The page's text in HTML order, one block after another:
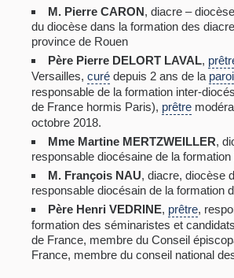
M. Pierre CARON, diacre –
du diocèse dans la formation des
province de Rouen
Père Pierre DELORT LAVAL,
Versailles, curé depuis 2 ans de la
responsable de la formation inter-
de France hormis Paris), prêtre
octobre 2018.
Mme Martine MERTZWEILLER,
responsable diocésaine de la
M. François NAU, diacre, diocèse
responsable diocésain de la formation
Père Henri VEDRINE, prêtre,
formation des séminaristes et
de France, membre du Conseil
France, membre du conseil national